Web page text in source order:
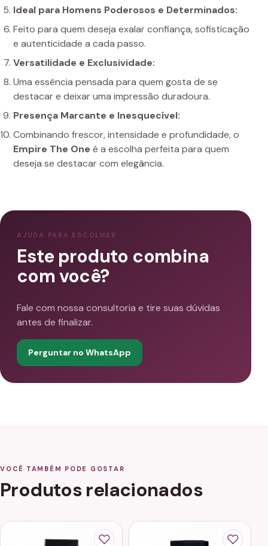
Ideal para Homens Poderosos e Determinados:
Feito para quem deseja exalar confiança, sofisticação
e autenticidade a cada passo.
Versatilidade e Exclusividade:
Uma essência pensada para quem gosta de se
destacar e deixar uma impressão duradoura.
Presença Marcante e Inesquecível:
Combinando frescor, intensidade e profundidade, o
Empire The One é a escolha perfeita para quem
deseja se destacar com elegância.
AJUDA PARA ESCOLHER
Este produto combina
com você?
Fale com nossa consultoria e tire suas dúvidas
antes de finalizar.
Perguntar no WhatsApp
VOCÊ TAMBÉM PODE GOSTAR
Produtos relacionados